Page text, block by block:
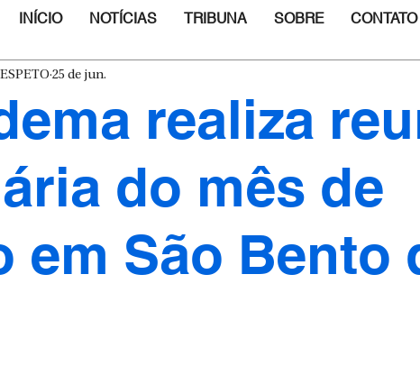
INÍCIO NOTÍCIAS TRIBUNA SOBRE CONTATO
realiza
do mês de
em São Bento
25 de jun.